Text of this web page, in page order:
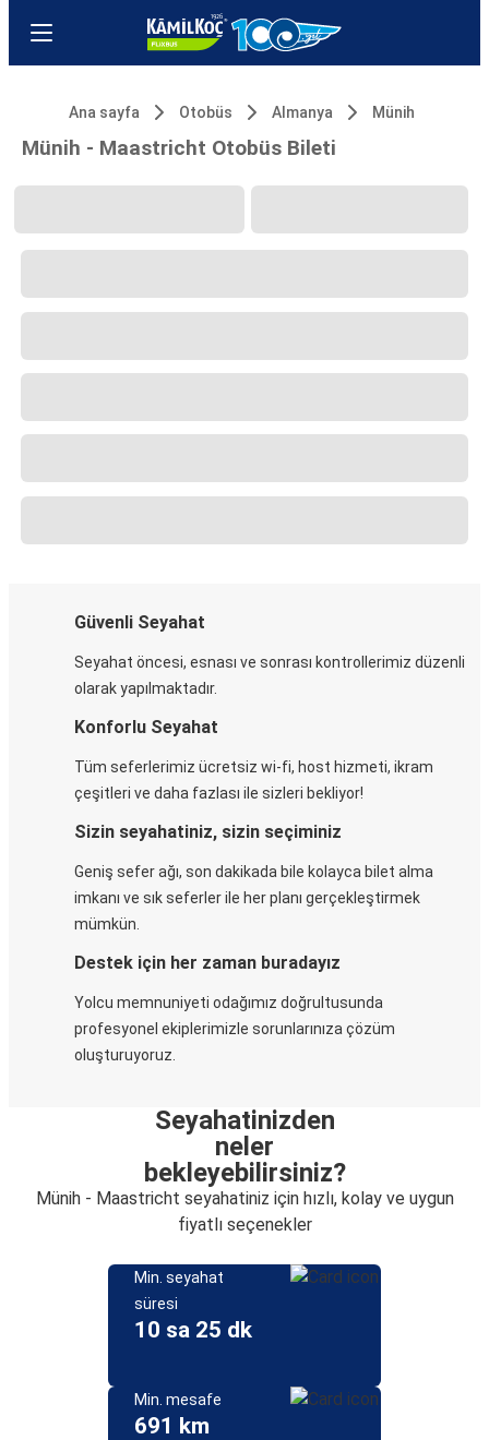
Ana sayfa Otobüs Almanya Münih
Münih - Maastricht Otobüs Bileti
Güvenli Seyahat
Seyahat öncesi, esnası ve sonrası kontrollerimiz düzenli
olarak yapılmaktadır.
Konforlu Seyahat
Tüm seferlerimiz ücretsiz wi-fi, host hizmeti, ikram
çeşitleri ve daha fazlası ile sizleri bekliyor!
Sizin seyahatiniz, sizin seçiminiz
Geniş sefer ağı, son dakikada bile kolayca bilet alma
imkanı ve sık seferler ile her planı gerçekleştirmek
mümkün.
Destek için her zaman buradayız
Yolcu memnuniyeti odağımız doğrultusunda
profesyonel ekiplerimizle sorunlarınıza çözüm
oluşturuyoruz.
Seyahatinizden
neler
bekleyebilirsiniz?
Münih - Maastricht seyahatiniz için hızlı, kolay ve uygun
fiyatlı seçenekler
Min. seyahat
süresi
10 sa 25 dk
Min. mesafe
691 km